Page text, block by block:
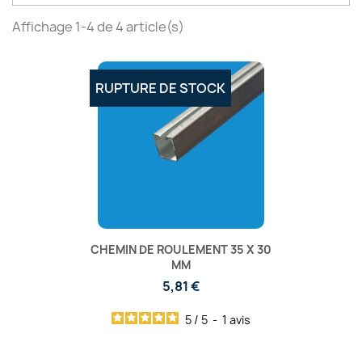
Affichage 1-4 de 4 article(s)
CHEMIN DE ROULEMENT 35 X 30
MM
5,81 €
5 / 5 - 1 avis
RUPTURE DE STOCK